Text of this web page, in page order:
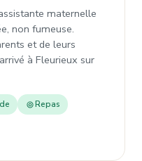
maternelle
non fumeuse.
et de leurs
à Fleurieux sur
Repas